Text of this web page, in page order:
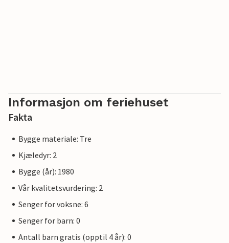
Informasjon om feriehuset
Fakta
Bygge materiale: Tre
Kjæledyr: 2
Bygge (år): 1980
Vår kvalitetsvurdering: 2
Senger for voksne: 6
Senger for barn: 0
Antall barn gratis (opptil 4 år): 0